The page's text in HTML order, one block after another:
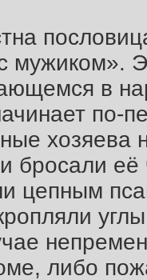
мужиком».
в
по-
хозяева
и бросали
цепным
либо